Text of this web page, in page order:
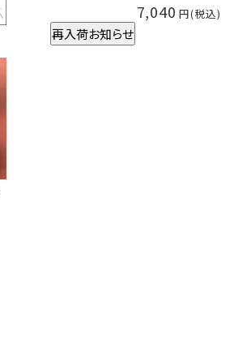
7,040
再入荷お知らせ